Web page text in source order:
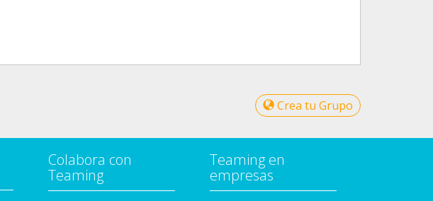
Crea tu Grupo
Colabora con
Teaming
Teaming en
empresas